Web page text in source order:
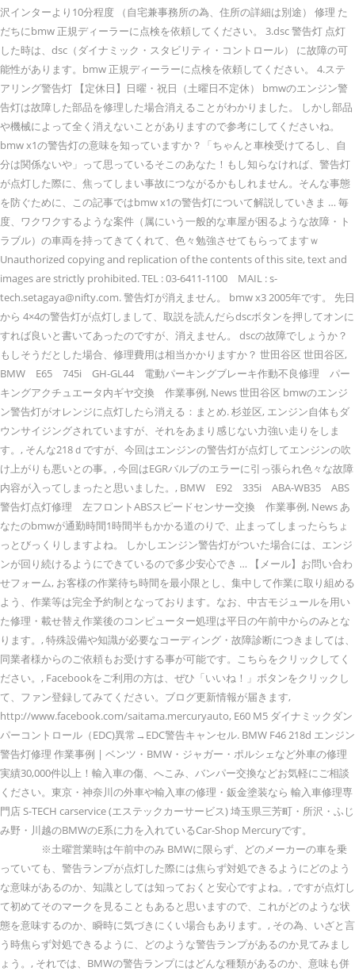
沢インターより10分程度 （自宅兼事務所の為、住所の詳細は別途） 修理 た
だちにbmw 正規ディーラーに点検を依頼してください。 3.dsc 警告灯 点灯
した時は、dsc（ダイナミック・スタビリティ・コントロール） に故障の可
能性があります。bmw 正規ディーラーに点検を依頼してください。 4.ステ
アリング警告灯 【定休日】日曜・祝日（土曜日不定休） bmwのエンジン警
告灯は故障した部品を修理した場合消えることがわかりました。 しかし部品
や機械によって全く消えないことがありますので参考にしてくださいね。
bmw x1の警告灯の意味を知っていますか？「ちゃんと車検受けてるし、自
分は関係ないや」って思っているそこのあなた！もし知らなければ、警告灯
が点灯した際に、焦ってしまい事故につながるかもしれません。そんな事態
を防ぐために、この記事ではbmw x1の警告灯について解説していきま … 毎
度、ワクワクするような案件（属にいう一般的な車屋が困るような故障・ト
ラブル）の車両を持ってきてくれて、色々勉強させてもらってますｗ
Unauthorized copying and replication of the contents of this site, text and
images are strictly prohibited. TEL : 03-6411-1100 MAIL : s-
tech.setagaya@nifty.com. 警告灯が消えません。 bmw x3 2005年です。 先日
から 4×4の警告灯が点灯しまして、取説を読んだらdscボタンを押してオンに
すれば良いと書いてあったのですが、消えません。 dscの故障でしょうか？
もしそうだとした場合、修理費用は相当かかりますか？ 世田谷区 世田谷区,
BMW E65 745i GH-GL44 電動パーキングブレーキ作動不良修理 パー
キングアクチュエータ内ギヤ交換 作業事例, News 世田谷区 bmwのエンジ
ン警告灯がオレンジに点灯したら消える：まとめ. 杉並区, エンジン自体もダ
ウンサイジングされていますが、それをあまり感じない力強い走りをしま
す。, そんな218ｄですが、今回はエンジンの警告灯が点灯してエンジンの吹
け上がりも悪いとの事。, 今回はEGRバルブのエラーに引っ張られ色々な故障
内容が入ってしまったと思いました。, BMW E92 335i ABA-WB35 ABS
警告灯点灯修理 左フロントABSスピードセンサー交換 作業事例, News あ
なたのbmwが通勤時間1時間半もかかる道のりで、止まってしまったらちょ
っとびっくりしますよね。 しかしエンジン警告灯がついた場合には、エンジ
ンが回り続けるようにできているので多少安心でき … 【メール】お問い合わ
せフォーム, お客様の作業待ち時間を最小限とし、集中して作業に取り組める
よう、作業等は完全予約制となっております。なお、中古モジュールを用い
た修理・載せ替え作業後のコンピューター処理は平日の午前中からのみとな
ります。, 特殊設備や知識が必要なコーディング・故障診断につきましては、
同業者様からのご依頼もお受けする事が可能です。こちらをクリックしてく
ださい。, Facebookをご利用の方は、ぜひ「いいね！」ボタンをクリックし
て、ファン登録してみてください。ブログ更新情報が届きます,
http://www.facebook.com/saitama.mercuryauto, E60 M5 ダイナミックダン
パーコントロール（EDC)異常→EDC警告キャンセル. BMW F46 218d エンジン
警告灯修理 作業事例 | ベンツ・BMW・ジャガー・ポルシェなど外車の修理
実績30,000件以上！輸入車の傷、へこみ、バンパー交換などお気軽にご相談
ください。東京・神奈川の外車や輸入車の修理・鈑金塗装なら 輸入車修理専
門店 S-TECH carservice (エステックカーサービス) 埼玉県三芳町・所沢・ふじ
み野・川越のBMWのE系に力を入れているCar-Shop Mercuryです。
※土曜営業時は午前中のみ BMWに限らず、どのメーカーの車を乗
っていても、警告ランプが点灯した際には焦らず対処できるようにどのよう
な意味があるのか、知識としては知っておくと安心ですよね。, ですが点灯し
て初めてそのマークを見ることもあると思いますので、これがどのような状
態を意味するのか、瞬時に気づきにくい場合もあります。, その為、いざと言
う時焦らず対処できるように、どのような警告ランプがあるのか見てみまし
ょう。, それでは、BMWの警告ランプにはどんな種類があるのか、意味も併